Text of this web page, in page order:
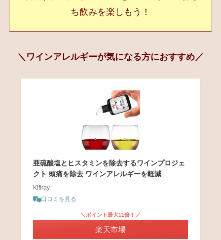
ち飲みを楽しもう！
＼ワインアレルギーが気になる方におすすめ／
亜硫酸塩とヒスタミンを除去するワインプロジェ
クト 頭痛を除去 ワインアレルギーを軽減
Kifiray
口コミを見る
＼ポイント最大11倍！／
楽天市場